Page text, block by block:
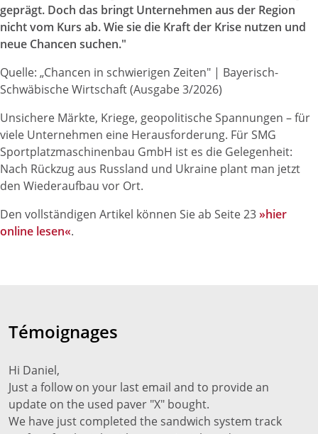
geprägt. Doch das bringt Unternehmen aus der Region
nicht vom Kurs ab. Wie sie die Kraft der Krise nutzen und
neue Chancen suchen."
Quelle: „Chancen in schwierigen Zeiten" | Bayerisch-
Schwäbische Wirtschaft (Ausgabe 3/2026)
Unsichere Märkte, Kriege, geopolitische Spannungen – für
viele Unternehmen eine Herausforderung. Für SMG
Sportplatzmaschinenbau GmbH ist es die Gelegenheit:
Nach Rückzug aus Russland und Ukraine plant man jetzt
den Wiederaufbau vor Ort.
Den vollständigen Artikel können Sie ab Seite 23»hier
online lesen«.
Témoignages
Hi Daniel,
Just a follow on your last email and to provide an
update on the used paver "X" bought.
We have just completed the sandwich system track